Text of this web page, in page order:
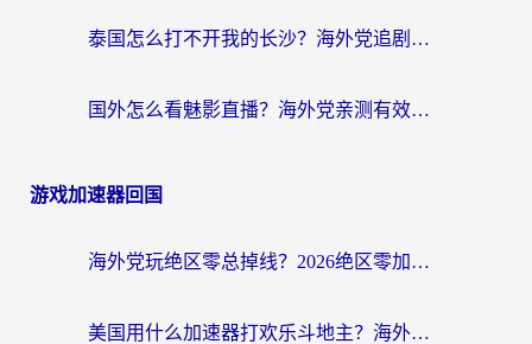
泰国怎么打不开我的长沙？海外党追剧看片的破局指南
国外怎么看魅影直播？海外党亲测有效的回国加速指南（附听歌、看央视VIP技巧）
游戏加速器回国
海外党玩绝区零总掉线？2026绝区零加速器推荐+跨平台国服游戏加速攻略
美国用什么加速器打欢乐斗地主？海外党亲测有效的国服游戏加速指南